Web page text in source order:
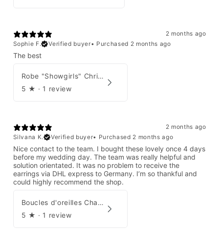
2 months ago
Sophie F.
Verified buyer• Purchased 2 months ago
The best
Robe "Showgirls" Christian Dior par John Galliano Été 2003
5 ★ · 1 review
2 months ago
Silvana K.
Verified buyer• Purchased 2 months ago
Nice contact to the team. I bought these lovely once 4 days
before my wedding day. The team was really helpful and
solution orientated. It was no problem to receive the
earrings via DHL express to Germany. I’m so thankful and
could highly recommend the shop.
Boucles d'oreilles Chanel par Karl Lagerfeld 2008
5 ★ · 1 review